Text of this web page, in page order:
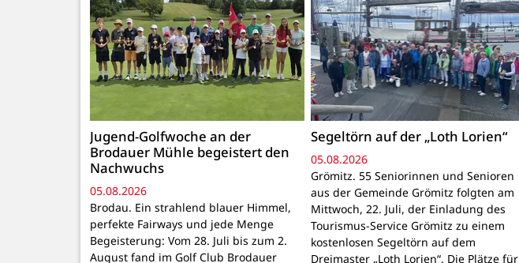
Jugend-Golfwoche an der
Brodauer Mühle begeistert den
Nachwuchs
05.08.2026
Brodau. Ein strahlend blauer Himmel,
perfekte Fairways und jede Menge
Begeisterung: Vom 28. Juli bis zum 2.
August fand im Golf Club Brodauer
Segeltörn auf der „Loth Lorien“
05.08.2026
Grömitz. 55 Seniorinnen und Senioren
aus der Gemeinde Grömitz folgten am
Mittwoch, 22. Juli, der Einladung des
Tourismus-Service Grömitz zu einem
kostenlosen Segeltörn auf dem
Dreimaster „Loth Lorien“. Die Plätze für